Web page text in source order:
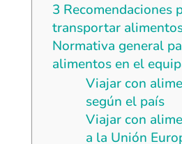
3 Recomendaciones
transportar
Normativa general
alimentos en el
Viajar con
según el país
Viajar con
a la Unión